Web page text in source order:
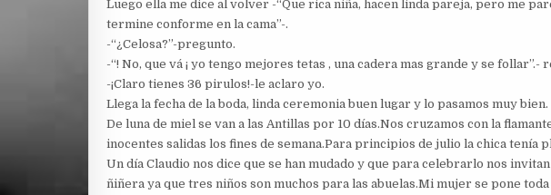
Luego ella me dice al volver -“Que rica niña, hacen linda pareja, pero me
termine conforme en la cama”-.
-“¿Celosa?”-pregunto.
-“! No, que vá ¡ yo tengo mejores tetas , una cadera mas grande y se follar”.-
-¡Claro tienes 36 pirulos!-le aclaro yo.
Llega la fecha de la boda, linda ceremonia buen lugar y lo pasamos muy bien.
De luna de miel se van a las Antillas por 10 días.Nos cruzamos con la
inocentes salidas los fines de semana.Para principios de julio la chica tenía
Un día Claudio nos dice que se han mudado y que para celebrarlo nos invitan
ñiñera ya que tres niños son muchos para las abuelas.Mi mujer se pone